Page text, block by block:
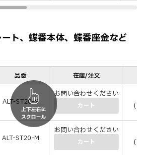
ト、蝶番本体、蝶番座金など
品番 在庫/注文
ALT-ST20-S
お問い合わせください
カート (￥
ALT-ST20-M
お問い合わせください
カート (￥